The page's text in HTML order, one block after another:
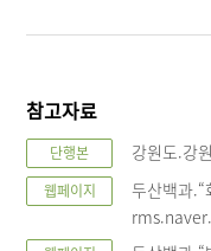
참고자료
단행본 강원도.강
웹페이지
두산백과